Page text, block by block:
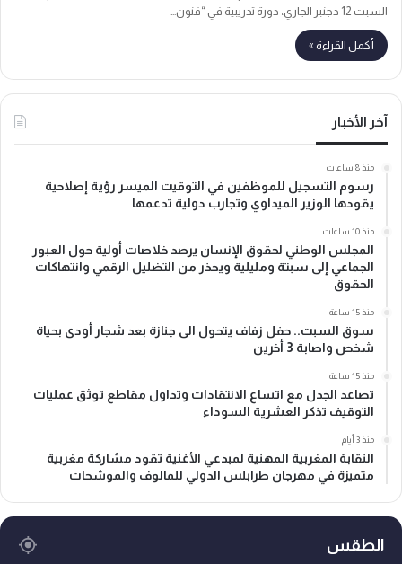
السبت 12 دجنبر الجاري، دورة تدريبية في “فنون…
أكمل القراءة »
آخر الأخبار
منذ 8 ساعات
رسوم التسجيل للموظفين في التوقيت الميسر رؤية إصلاحية
يقودها الوزير الميداوي وتجارب دولية تدعمها
منذ 10 ساعات
المجلس الوطني لحقوق الإنسان يرصد خلاصات أولية حول العبور
الجماعي إلى سبتة ومليلية ويحذر من التضليل الرقمي وانتهاكات
الحقوق
منذ 15 ساعة
سوق السبت.. حفل زفاف يتحول الى جنازة بعد شجار أودى بحياة
شخص واصابة 3 أخرين
منذ 15 ساعة
تصاعد الجدل مع اتساع الانتقادات وتداول مقاطع توثق عمليات
التوقيف تذكر العشرية السوداء
منذ 3 أيام
النقابة المغربية المهنية لمبدعي الأغنية تقود مشاركة مغربية
متميزة في مهرجان طرابلس الدولي للمالوف والموشحات
الطقس